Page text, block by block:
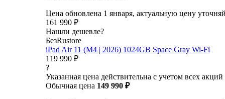
Цена обновлена 1 января, актуальную цену
161 990 ₽
Нашли дешевле?
БезRustore
iPad Air 11 (M4 | 2026) 1024GB Space Gray Wi-Fi
119 990 ₽
?
Указанная цена действительна с учетом всех акций
Обычная цена 149 990 ₽